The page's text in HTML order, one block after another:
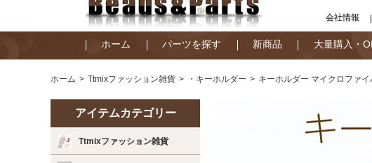
会社情報
ホーム パーツを探す 新商品 大量購入・
ホーム Ttmixファッション雑貨 ・キーホルダー キーホルダー マイクロファ
アイテムカテゴリー
Ttmixファッション雑貨